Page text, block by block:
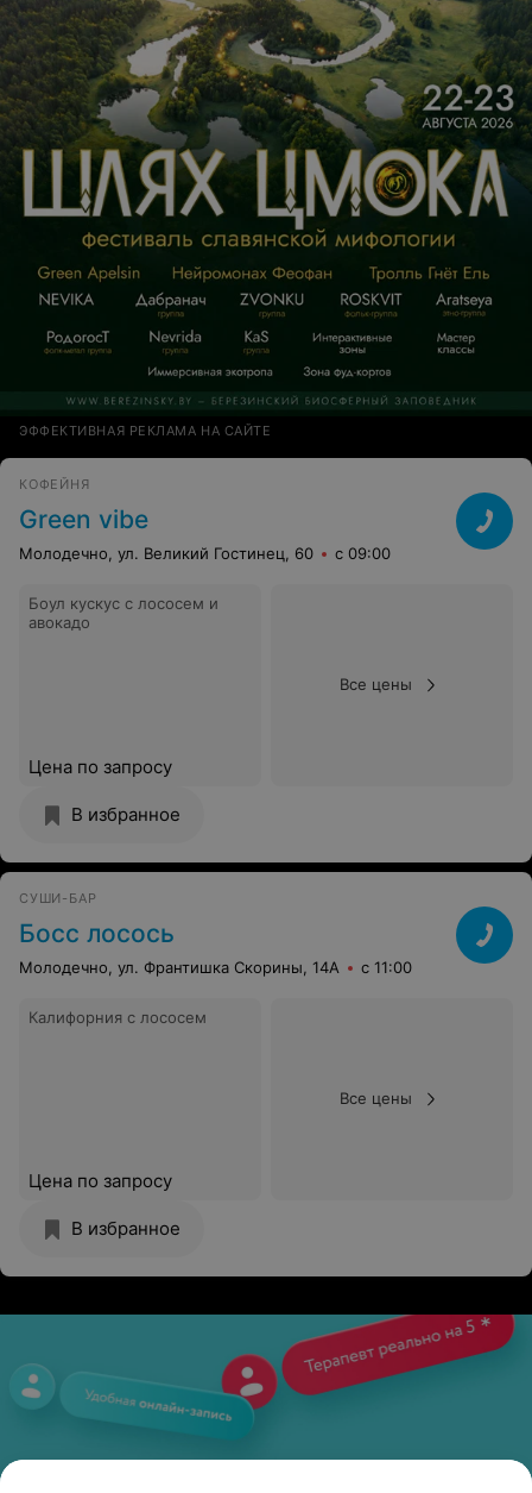
ЭФФЕКТИВНАЯ РЕКЛАМА НА САЙТЕ
КОФЕЙНЯ
Green vibe
Молодечно, ул. Великий Гостинец, 60 с 09:00
Боул кускус с лососем и
авокадо
Цена по запросу
Все цены
В избранное
СУШИ-БАР
Босс лосось
Молодечно, ул. Франтишка Скорины, 14А с 11:00
Калифорния с лососем
Цена по запросу
Все цены
В избранное